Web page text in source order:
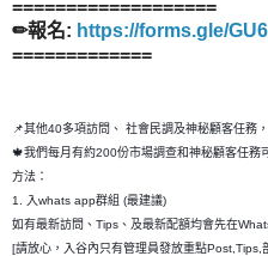
===================
✏報名: https://forms.gle/
=============
📌其他40多項訪問、 社會民調及神秘顧客任務
🍁我們每月有約200份市場調查和神秘顧客任務
方法：
1. 入whats app群組 (最建議)
如有最新訪問、Tips、及最新配額均會先在
[請放心，入谷內只有管理員發放重點